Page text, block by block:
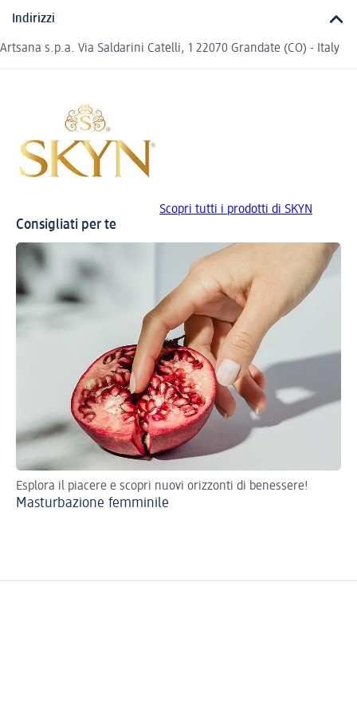
Indirizzi
Artsana s.p.a. Via Saldarini Catelli, 1 22070 Grandate (CO) - Italy
Scopri tutti i prodotti di SKYN
Consigliati per te
Esplora il piacere e scopri nuovi orizzonti di benessere!
Masturbazione femminile